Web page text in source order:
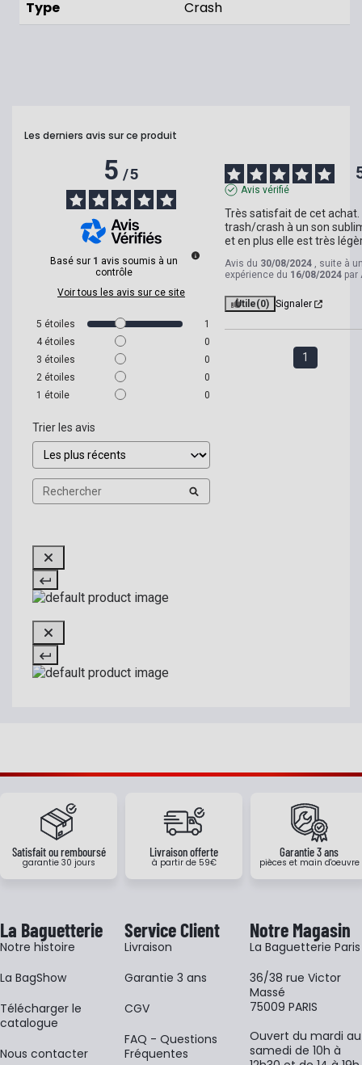
Type Crash
Les derniers avis sur ce produit
5/5
Basé sur 1 avis soumis à un
contrôle
Voir tous les avis sur ce site
5 étoiles
1
4 étoiles
0
3 étoiles
0
2 étoiles
0
1 étoile 0
Trier les avis
Avis vérifié
Très satisfait de cet achat.
trash/crash à un son
et en plus elle est très
Avis du 30/08/2024 , suite à
expérience du 16/08/2024 par
Utile(0) Signaler
1
Satisfait ou remboursé
garantie 30 jours
Livraison offerte
à partir de 59€
Garantie 3 ans
pièces et main d'oeuvre
La Baguetterie
Notre histoire
La BagShow
​Télécharger le
catalogue
Nous contacter
Service Client
Livraison
Garantie 3 ans
CGV
FAQ - Questions
Fréquentes
Notre Magasin
La Baguetterie Paris
36/38 rue Victor
Massé
75009 PARIS
Ouvert du mardi au
samedi de 10h à